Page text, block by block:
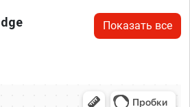
Показать все